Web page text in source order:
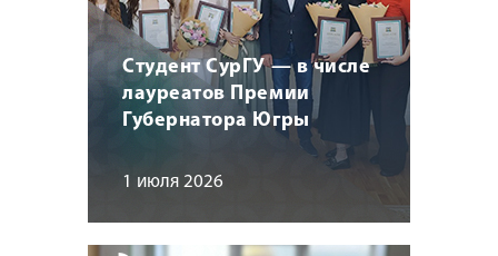
Студент СурГУ — в числе
лауреатов Премии
Губернатора Югры
1 июля 2026